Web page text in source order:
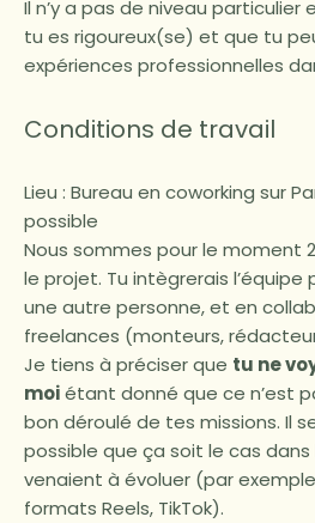
Il n’y a pas de niveau
tu es rigoureux(se) et que tu
expériences professionnelles
Conditions de travail
Lieu : Bureau en coworking sur
possible
Nous sommes pour le moment
le projet. Tu intègrerais l’équipe
une autre personne, et en
freelances (monteurs,
Je tiens à préciser que tu ne
moiétant donné que ce n’est
bon déroulé de tes missions. Il
possible que ça soit le cas
venaient à évoluer (par
formats Reels, TikTok).